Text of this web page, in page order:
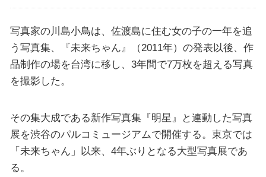
写真家の川島小鳥は、佐渡島に住む女の子の一年を追
う写真集、『未来ちゃん』（2011年）の発表以後、作
品制作の場を台湾に移し、3年間で7万枚を超える写真
を撮影した。
その集大成である新作写真集『明星』と連動した写真
展を渋谷のパルコミュージアムで開催する。東京では
「未来ちゃん」以来、4年ぶりとなる大型写真展であ
る。